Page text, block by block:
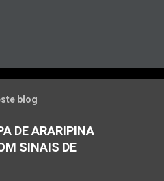
blog
DE ARARIPINA
SINAIS DE